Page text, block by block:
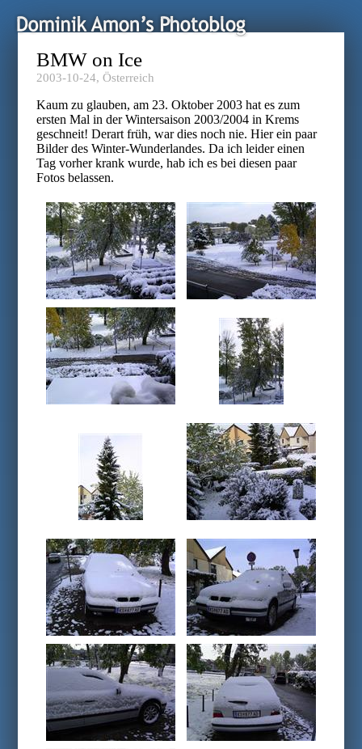
BMW on Ice
2003-10-24, Österreich
Kaum zu glauben, am 23. Oktober 2003 hat es zum
ersten Mal in der Wintersaison 2003/2004 in Krems
geschneit! Derart früh, war dies noch nie. Hier ein paar
Bilder des Winter-Wunderlandes. Da ich leider einen
Tag vorher krank wurde, hab ich es bei diesen paar
Fotos belassen.